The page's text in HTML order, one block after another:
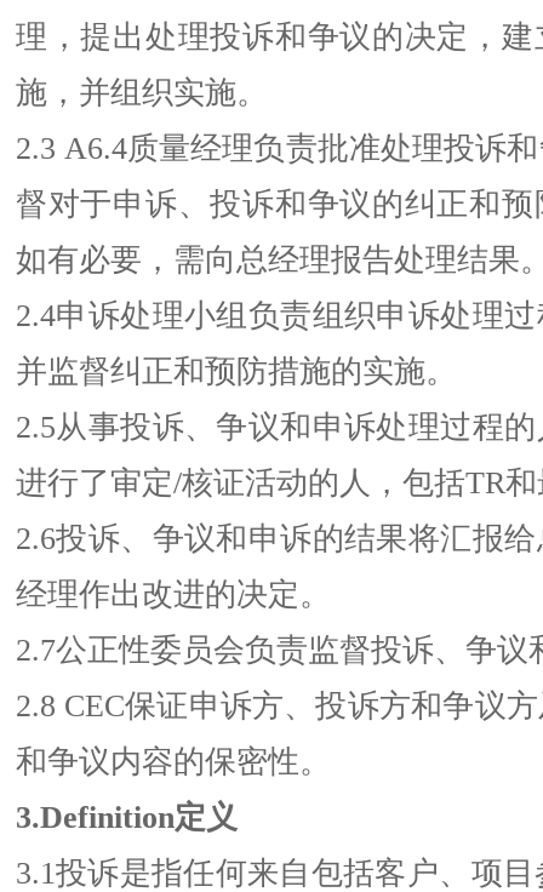
理，提出处理投诉和争议的决定，
施，并组织实施。
2.3 A6.4质量经理负责批准处理投诉
督对于申诉、投诉和争议的纠正和
如有必要，需向总经理报告处理结果
2.4申诉处理小组负责组织申诉处理
并监督纠正和预防措施的实施。
2.5从事投诉、争议和申诉处理过程
进行了审定/核证活动的人，包括TR
2.6投诉、争议和申诉的结果将汇报
经理作出改进的决定。
2.7公正性委员会负责监督投诉、争议
2.8 CEC保证申诉方、投诉方和争议
和争议内容的保密性。
3.Definition定义
3.1投诉是指任何来自包括客户、项目